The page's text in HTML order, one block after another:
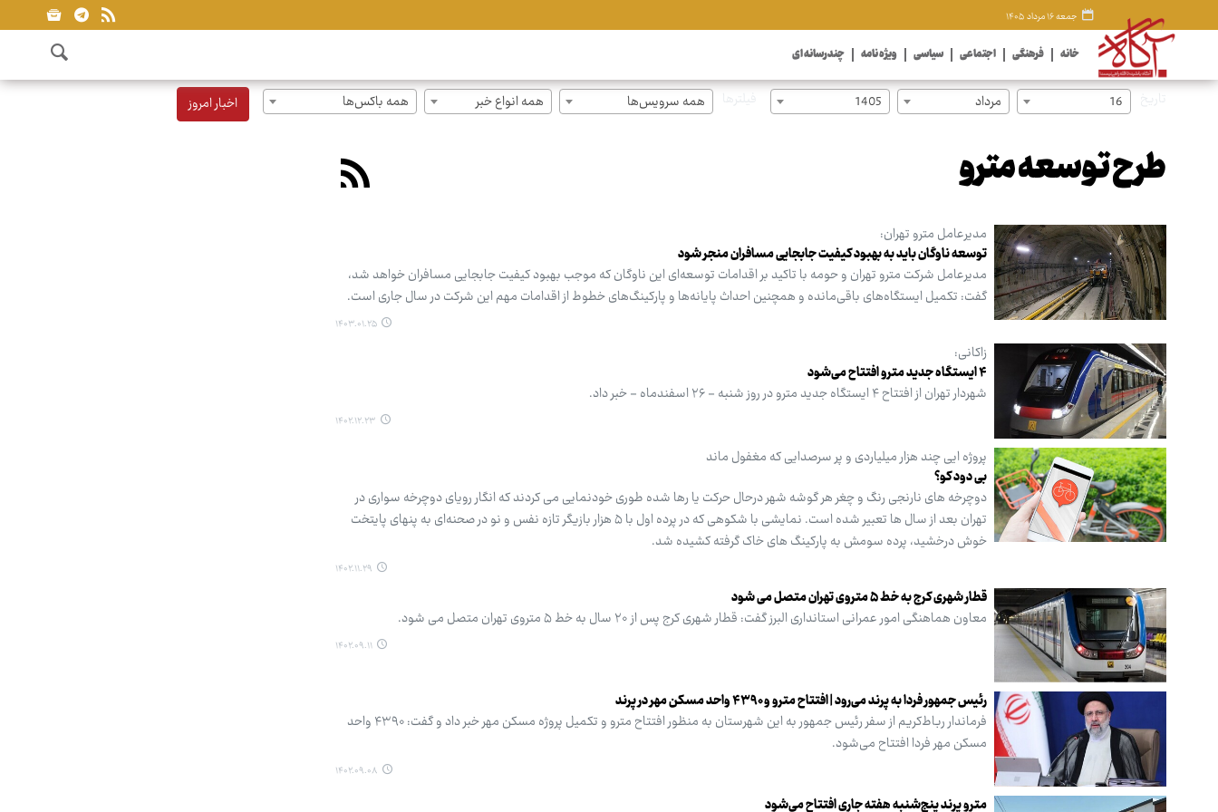
جمعه ۱۶ مرداد ۱۴۰۵
خانه فرهنگی اجتماعی سیاسی ویژه نامه چندرسانه ای
16 مرداد 1405 همه سرویس‌ها همه انواع خبر همه باکس‌ها اخبار امروز
طرح توسعه مترو
مدیرعامل مترو تهران:
توسعه ناوگان باید به بهبود کیفیت جابجایی مسافران منجر شود
مدیرعامل شرکت مترو تهران و حومه با تاکید بر اقدامات توسعه‌ای این ناوگان که موجب بهبود کیفیت جابجایی مسافران خواهد شد،
گفت: تکمیل ایستگاه‌های باقی‌مانده و همچنین احداث پایانه‌ها و پارکینگ‌های خطوط از اقدامات مهم این شرکت در سال جاری است.
۱۴۰۳.۰۱.۲۵
زاکانی:
۴ ایستگاه جدید مترو افتتاح می‌شود
شهردار تهران از افتتاح ۴ ایستگاه جدید مترو در روز شنبه - ۲۶ اسفندماه - خبر داد.
۱۴۰۲.۱۲.۲۳
پروژه ایی چند هزار میلیاردی و پر سرصدایی که مغفول ماند
بی دود کو؟
دوچرخه های نارنجی رنگ و چغر هر گوشه شهر درحال حرکت یا رها شده طوری خودنمایی می کردند که انگار رویای دوچرخه سواری در
تهران بعد از سال ها تعبیر شده است. نمایشی با شکوهی که در پرده اول با ۵ هزار بازیگر تازه نفس و نو در صحنه‌ای به پنهای پایتخت
خوش درخشید، پرده سومش به پارکینگ های خاک گرفته کشیده شد.
۱۴۰۲.۱۱.۲۹
قطار شهری کرج به خط ۵ متروی تهران متصل می شود
معاون هماهنگی امور عمرانی استانداری البرز گفت: قطار شهری کرج پس از ۲۰ سال به خط ۵ متروی تهران متصل می شود.
۱۴۰۲.۰۹.۱۱
رئیس جمهور فردا به پرند می‌رود | افتتاح مترو و ۴۳۹۰ واحد مسکن مهر در پرند
فرماندار رباط‌کریم از سفر رئیس جمهور به این شهرستان به منظور افتتاح مترو و تکمیل پروژه مسکن مهر خبر داد و گفت: ۴۳۹۰ واحد
مسکن مهر فردا افتتاح می‌شود.
۱۴۰۲.۰۹.۰۸
مترو پرند پنج‌شنبه هفته جاری افتتاح می‌شود